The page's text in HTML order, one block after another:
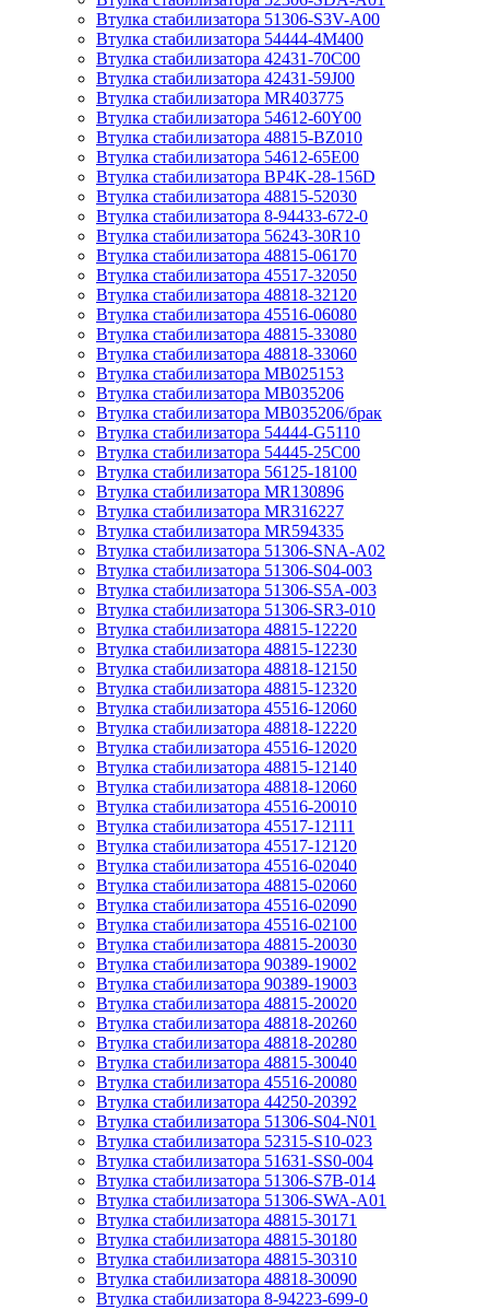
Втулка стабилизатора 51306-S3V-A00
Втулка стабилизатора 54444-4M400
Втулка стабилизатора 42431-70С00
Втулка стабилизатора 42431-59J00
Втулка стабилизатора MR403775
Втулка стабилизатора 54612-60Y00
Втулка стабилизатора 48815-BZ010
Втулка стабилизатора 54612-65Е00
Втулка стабилизатора BP4K-28-156D
Втулка стабилизатора 48815-52030
Втулка стабилизатора 8-94433-672-0
Втулка стабилизатора 56243-30R10
Втулка стабилизатора 48815-06170
Втулка стабилизатора 45517-32050
Втулка стабилизатора 48818-32120
Втулка стабилизатора 45516-06080
Втулка стабилизатора 48815-33080
Втулка стабилизатора 48818-33060
Втулка стабилизатора MB025153
Втулка стабилизатора MB035206
Втулка стабилизатора MB035206/брак
Втулка стабилизатора 54444-G5110
Втулка стабилизатора 54445-25C00
Втулка стабилизатора 56125-18100
Втулка стабилизатора MR130896
Втулка стабилизатора MR316227
Втулка стабилизатора MR594335
Втулка стабилизатора 51306-SNA-A02
Втулка стабилизатора 51306-S04-003
Втулка стабилизатора 51306-S5A-003
Втулка стабилизатора 51306-SR3-010
Втулка стабилизатора 48815-12220
Втулка стабилизатора 48815-12230
Втулка стабилизатора 48818-12150
Втулка стабилизатора 48815-12320
Втулка стабилизатора 45516-12060
Втулка стабилизатора 48818-12220
Втулка стабилизатора 45516-12020
Втулка стабилизатора 48815-12140
Втулка стабилизатора 48818-12060
Втулка стабилизатора 45516-20010
Втулка стабилизатора 45517-12111
Втулка стабилизатора 45517-12120
Втулка стабилизатора 45516-02040
Втулка стабилизатора 48815-02060
Втулка стабилизатора 45516-02090
Втулка стабилизатора 45516-02100
Втулка стабилизатора 48815-20030
Втулка стабилизатора 90389-19002
Втулка стабилизатора 90389-19003
Втулка стабилизатора 48815-20020
Втулка стабилизатора 48818-20260
Втулка стабилизатора 48818-20280
Втулка стабилизатора 48815-30040
Втулка стабилизатора 45516-20080
Втулка стабилизатора 44250-20392
Втулка стабилизатора 51306-S04-N01
Втулка стабилизатора 52315-S10-023
Втулка стабилизатора 51631-SS0-004
Втулка стабилизатора 51306-S7B-014
Втулка стабилизатора 51306-SWA-A01
Втулка стабилизатора 48815-30171
Втулка стабилизатора 48815-30180
Втулка стабилизатора 48815-30310
Втулка стабилизатора 48818-30090
Втулка стабилизатора 8-94223-699-0